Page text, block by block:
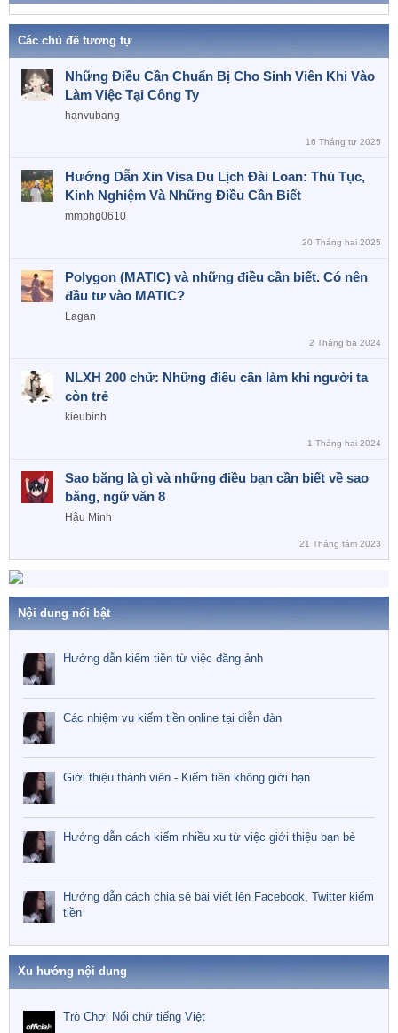
t
i
o
n
s
:
Các chủ đề tương tự
Những Điều Cần Chuẩn Bị Cho Sinh Viên Khi Vào
Làm Việc Tại Công Ty
hanvubang
16 Tháng tư 2025
Hướng Dẫn Xin Visa Du Lịch Đài Loan: Thủ Tục,
Kinh Nghiệm Và Những Điều Cần Biết
mmphg0610
20 Tháng hai 2025
Polygon (MATIC) và những điều cần biết. Có nên
đầu tư vào MATIC?
Lagan
2 Tháng ba 2024
NLXH 200 chữ: Những điều cần làm khi người ta
còn trẻ
kieubinh
1 Tháng hai 2024
Sao băng là gì và những điều bạn cần biết về sao
băng, ngữ văn 8
Hậu Minh
21 Tháng tám 2023
Nội dung nổi bật
Hướng dẫn kiếm tiền từ việc đăng ảnh
Các nhiệm vụ kiếm tiền online tại diễn đàn
Giới thiệu thành viên - Kiếm tiền không giới hạn
Hướng dẫn cách kiếm nhiều xu từ việc giới thiệu bạn bè
Hướng dẫn cách chia sẻ bài viết lên Facebook, Twitter kiếm
tiền
Xu hướng nội dung
Trò Chơi Nối chữ tiếng Việt